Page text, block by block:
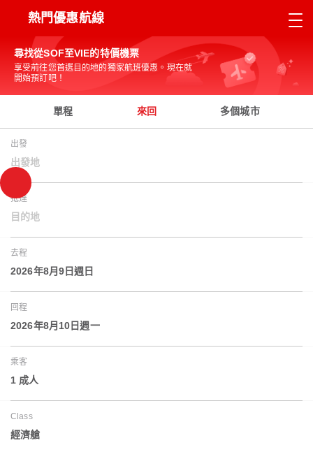
熱門優惠航線
尋找從SOF至VIE的特價機票
享受前往您首選目的地的獨家航班優惠。現在就
開始預訂吧！
單程 來回 多個城市
出發
出發地
抵達
目的地
去程
2026年8月9日週日
回程
2026年8月10日週一
乘客
1 成人
Class
經濟艙